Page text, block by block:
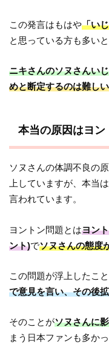
この発言はもはや「い
と思っている方も多いと
ニキさんのソヌさんい
めと断定するのは難しい
本当の原因はヨン
ソヌさんの体調不良の
上していますが、本当は
言われています。
ヨントン問題とはヨン
ント)でソヌさんの態度
この問題が浮上したこ
で意見を言い、その後
そのことがソヌさんに
まう日本ファンも多か